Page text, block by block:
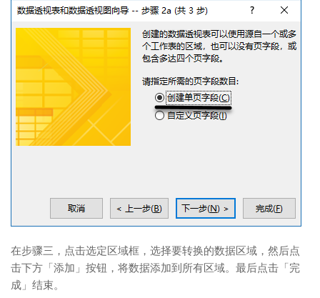
在步骤三，点击选定区域框，选择要转换的数据区域，然后点
击下方「添加」按钮，将数据添加到所有区域。最后点击「完
成」结束。